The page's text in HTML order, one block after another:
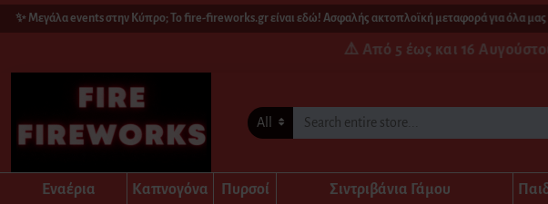
events στην Κύπρο; Το fire-fireworks.gr είναι εδώ! Ασφαλής ακτοπλοϊκή μεταφορά για όλα μας τα
⚠️ Από 5 έως και 16
All
Εναέρια
Καπνογόνα
Πυρσοί
Σιντριβάνια Γάμου